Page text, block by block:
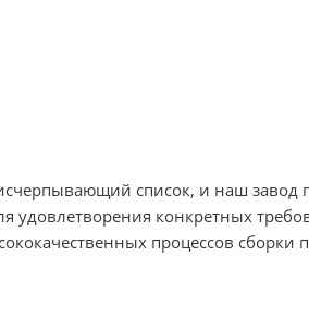
список, и наш
удовлетворения конкретных
процессов сборки